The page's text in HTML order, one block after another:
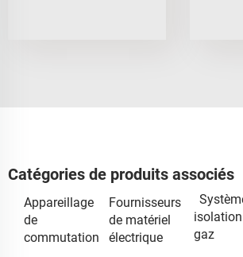
Catégories de produits associés
Appareillage
de
commutation
Fournisseurs
de matériel
électrique
gaz